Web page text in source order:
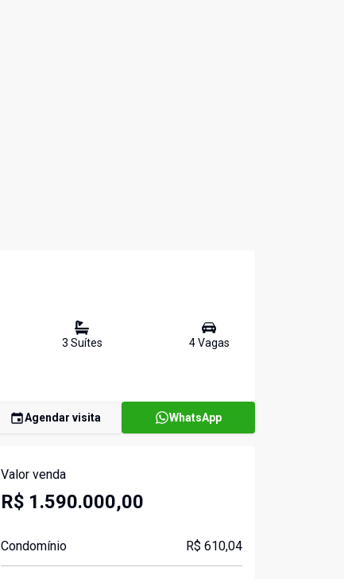
3 Suítes 4Vagas
Agendar visita WhatsApp
Valor venda
R$ 1.590.000,00
Condomínio R$ 610,04